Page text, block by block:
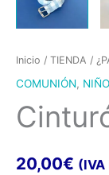
Inicio / TIENDA /
COMUNIÓN,
20,00€